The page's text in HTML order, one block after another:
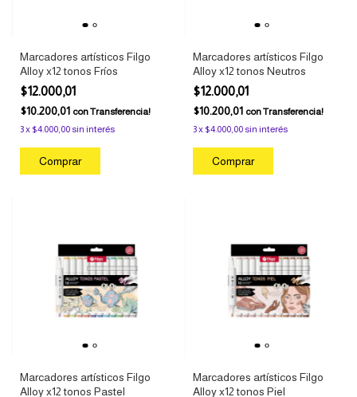
Marcadores artísticos Filgo
Alloy x12 tonos Fríos
$12.000,01
$10.200,01 conTransferencia!
3x $4.000,00sin interés
Marcadores artísticos Filgo
Alloy x12 tonos Neutros
$12.000,01
$10.200,01 conTransferencia!
3x $4.000,00sin interés
Marcadores artísticos Filgo
Alloy x12 tonos Pastel
Marcadores artísticos Filgo
Alloy x12 tonos Piel